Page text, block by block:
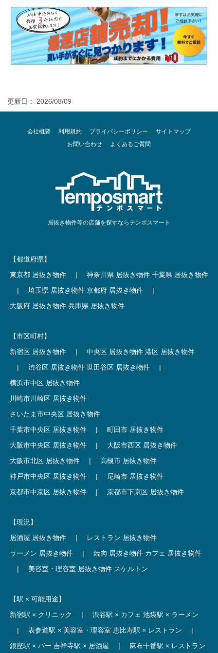
更新日： 2026/08/09
会社概要 利用規約 プライバシーポリシー
サイトマップ
お問い合わせ
よくあるご質問
居抜き物件等の店舗を探すならテンポスマート
【都道府県】
東京都 居抜き物件
| 神奈川県 居抜き物件 千葉県 居抜き物件
|
埼玉県 居抜き物件 京都府 居抜き物件
|
大阪府 居抜き物件 兵庫県 居抜き物件
【市区町村】
新宿区 居抜き物件
| 中央区 居抜き物件 港区 居抜き物件
|
渋谷区 居抜き物件 世田谷区 居抜き物件
|
横浜市中区 居抜き物件
川崎市川崎区 居抜き物件
さいたま市中央区 居抜き物件
千葉市中央区 居抜き物件
|
町田市 居抜き物件
大阪市中央区 居抜き物件
|
大阪市西区 居抜き物件
大阪市北区 居抜き物件
|
高槻市 居抜き物件
神戸市中央区 居抜き物件
|
尼崎市 居抜き物件
京都市中京区 居抜き物件
| 京都市下京区 居抜き物件
【現況】
居酒屋 居抜き物件
|
レストラン 居抜き物件
ラーメン 居抜き物件
| 焼肉 居抜き物件 カフェ 居抜き物件
|
美容室・理容室 居抜き物件 スケルトン
【駅 × 可能用途】
新宿駅 × クリニック
| 渋谷駅 × カフェ 池袋駅 × ラーメン
|
表参道駅 × 美容室・理容室 恵比寿駅 × レストラン
|
銀座駅 × バー 吉祥寺駅 × 居酒屋 | 麻布十番駅 × レストラン